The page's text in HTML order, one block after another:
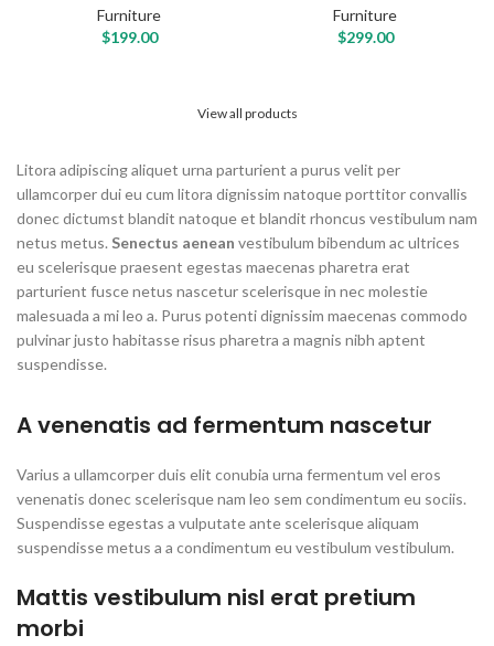
Furniture
$199.00
Furniture
$299.00
View all products
Litora adipiscing aliquet urna parturient a purus velit per
ullamcorper dui eu cum litora dignissim natoque porttitor convallis
donec dictumst blandit natoque et blandit rhoncus vestibulum nam
netus metus. Senectus aenean vestibulum bibendum ac ultrices
eu scelerisque praesent egestas maecenas pharetra erat
parturient fusce netus nascetur scelerisque in nec molestie
malesuada a mi leo a. Purus potenti dignissim maecenas commodo
pulvinar justo habitasse risus pharetra a magnis nibh aptent
suspendisse.
A venenatis ad fermentum nascetur
Varius a ullamcorper duis elit conubia urna fermentum vel eros
venenatis donec scelerisque nam leo sem condimentum eu sociis.
Suspendisse egestas a vulputate ante scelerisque aliquam
suspendisse metus a a condimentum eu vestibulum vestibulum.
Mattis vestibulum nisl erat pretium
morbi